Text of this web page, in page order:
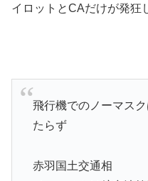
イロットとCAだけが発狂
飛行機でのノーマス
たらず
赤羽国土交通相